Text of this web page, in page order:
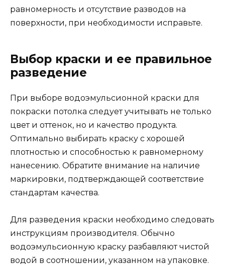
равномерность и отсутствие разводов на
поверхности, при необходимости исправьте.
Выбор краски и ее правильное
разведение
При выборе водоэмульсионной краски для
покраски потолка следует учитывать не только
цвет и оттенок, но и качество продукта.
Оптимально выбирать краску с хорошей
плотностью и способностью к равномерному
нанесению. Обратите внимание на наличие
маркировки, подтверждающей соответствие
стандартам качества.
Для разведения краски необходимо следовать
инструкциям производителя. Обычно
водоэмульсионную краску разбавляют чистой
водой в соотношении, указанном на упаковке.